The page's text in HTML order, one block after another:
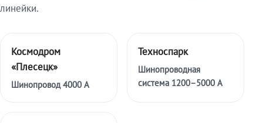
линейки.
Космодром
«Плесецк»
Шинопровод 4000 А
Техноспарк
Шинопроводная
система 1200–5000 А